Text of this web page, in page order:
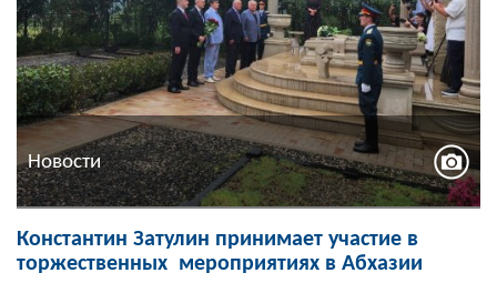
Новости
Константин Затулин принимает участие в
торжественных мероприятиях в Абхазии